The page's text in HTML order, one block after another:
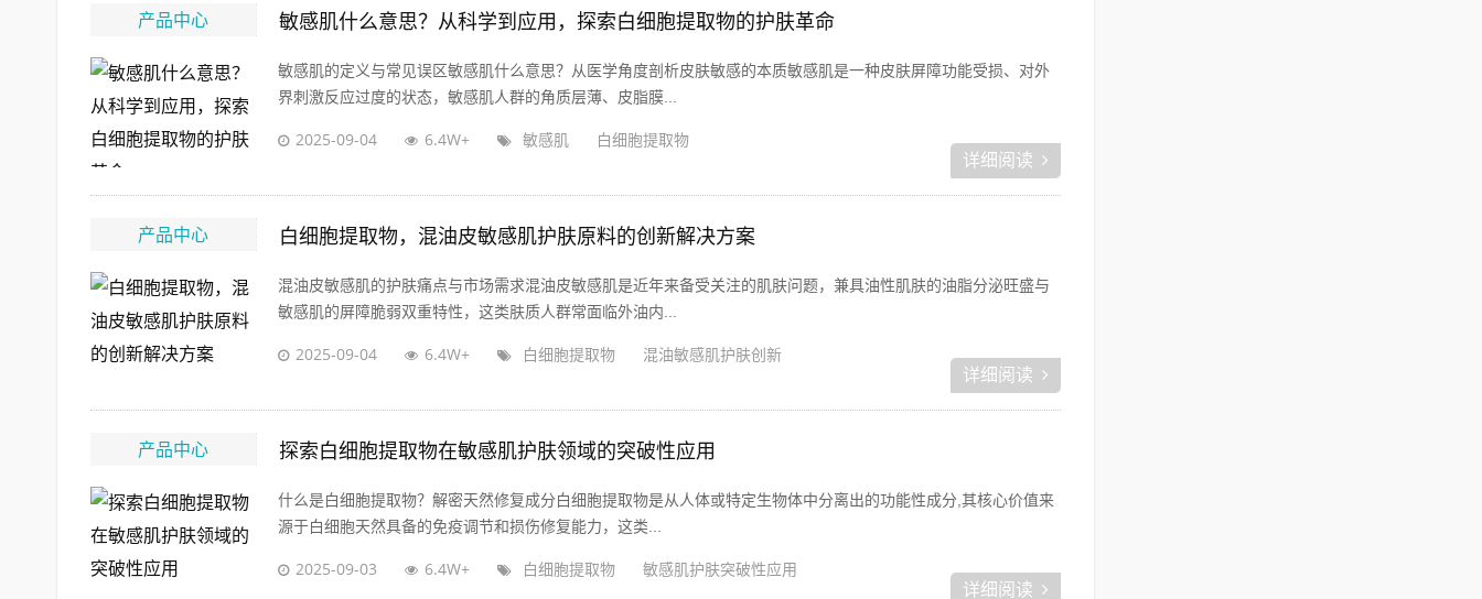
产品中心 敏感肌什么意思？从科学到应用，探索白细胞提取物的护肤革命
敏感肌的定义与常见误区敏感肌什么意思？从医学角度剖析皮肤敏感的本质敏感肌是一种皮肤屏障功能受损、对外
界刺激反应过度的状态，敏感肌人群的角质层薄、皮脂膜...
2025-09-04 6.4W+ 敏感肌 白细胞提取物
详细阅读
产品中心 白细胞提取物，混油皮敏感肌护肤原料的创新解决方案
混油皮敏感肌的护肤痛点与市场需求混油皮敏感肌是近年来备受关注的肌肤问题，兼具油性肌肤的油脂分泌旺盛与
敏感肌的屏障脆弱双重特性，这类肤质人群常面临外油内...
2025-09-04 6.4W+ 白细胞提取物 混油敏感肌护肤创新
详细阅读
产品中心 探索白细胞提取物在敏感肌护肤领域的突破性应用
什么是白细胞提取物？解密天然修复成分白细胞提取物是从人体或特定生物体中分离出的功能性成分,其核心价值来
源于白细胞天然具备的免疫调节和损伤修复能力，这类...
2025-09-03 6.4W+ 白细胞提取物 敏感肌护肤突破性应用
详细阅读